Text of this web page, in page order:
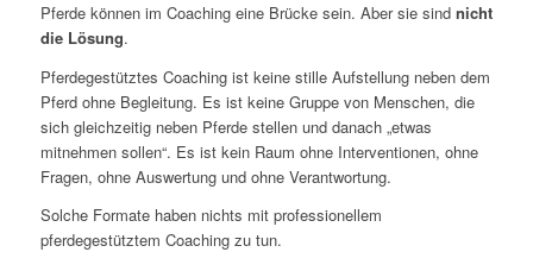
Pferde können im Coaching eine Brücke sein. Aber sie sind nicht
die Lösung.
Pferdegestütztes Coaching ist keine stille Aufstellung neben dem
Pferd ohne Begleitung. Es ist keine Gruppe von Menschen, die
sich gleichzeitig neben Pferde stellen und danach „etwas
mitnehmen sollen“. Es ist kein Raum ohne Interventionen, ohne
Fragen, ohne Auswertung und ohne Verantwortung.
Solche Formate haben nichts mit professionellem
pferdegestütztem Coaching zu tun.